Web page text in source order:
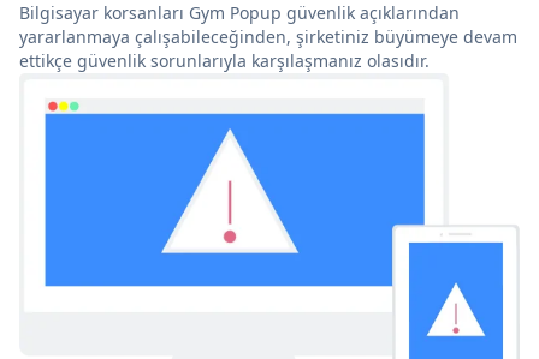
Bilgisayar korsanları Gym Popup güvenlik açıklarından
yararlanmaya çalışabileceğinden, şirketiniz büyümeye devam
ettikçe güvenlik sorunlarıyla karşılaşmanız olasıdır.